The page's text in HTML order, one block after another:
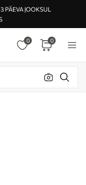
PÄEVA JOOKSUL
0 0